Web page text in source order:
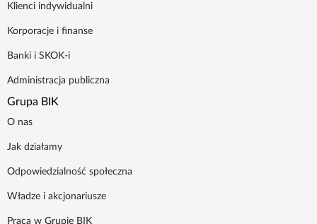
Klienci indywidualni
Korporacje i finanse
Banki i SKOK-i
Administracja publiczna
Grupa BIK
O nas
Jak działamy
Odpowiedzialność społeczna
Władze i akcjonariusze
Praca w Grupie BIK